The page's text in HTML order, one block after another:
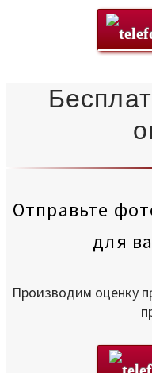
Отправьте
для
Производим оценку